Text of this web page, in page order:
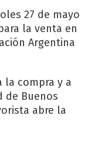
27 de mayo
la venta en
Argentina
la compra y a
de Buenos
abre la